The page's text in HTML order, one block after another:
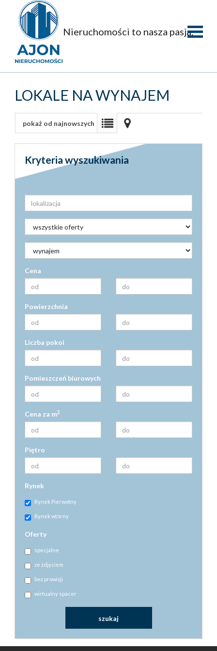
Nieruchomości to nasza pasja.
Kontakt
Kredyty
LOKALE NA WYNAJEM
pokaż od najnowszych
Kryteria wyszukiwania
Cena
Powierzchnia
Liczba pokoi
Pomieszczeń biurowych
Cena za m2
Piętro
Rynek
Rynek Pierwotny
Rynek wtórny
Oferty
specjalne
ze zdjęciem
bez prowizji
wirtualny spacer